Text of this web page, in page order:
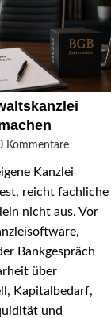
Kommentare
Kanzlei
reicht fachliche
nicht aus. Vor
Bankgespräch
über
Kapitalbedarf,
und